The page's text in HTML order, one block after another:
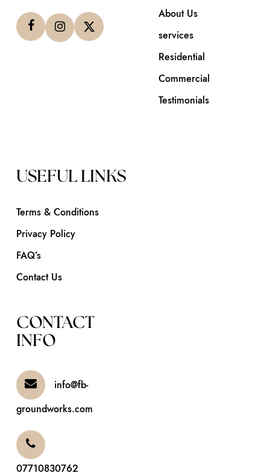
About Us
services
Residential
Commercial
Testimonials
USEFUL LINKS
Terms & Conditions
Privacy Policy
FAQ’s
Contact Us
CONTACT
INFO
info@fb-
groundworks.com
07710830762